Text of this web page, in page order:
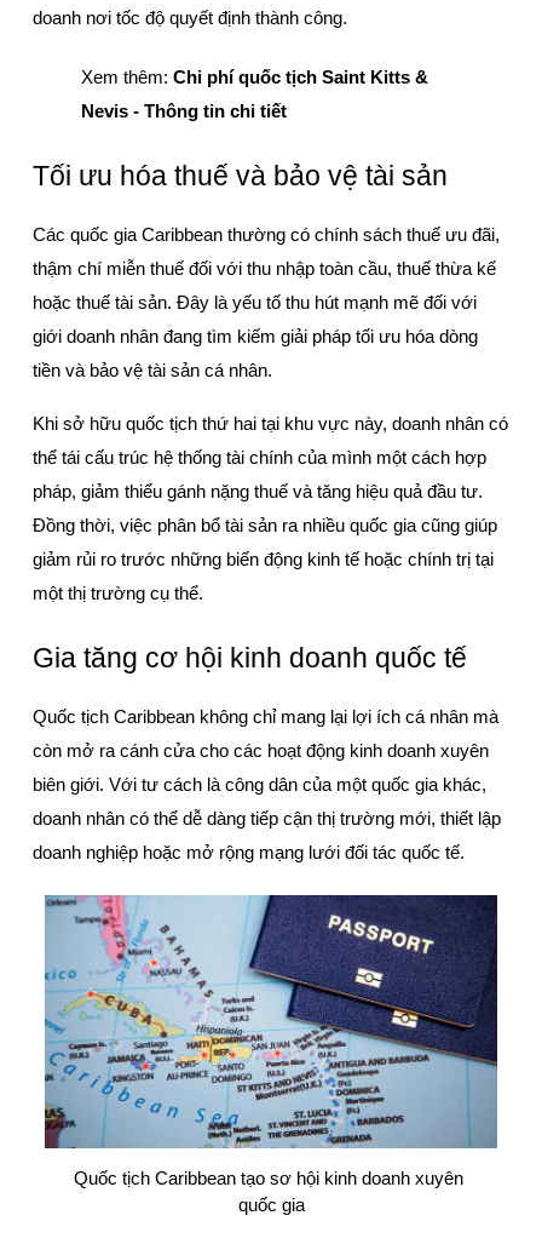
doanh nơi tốc độ quyết định thành công.
Xem thêm: Chi phí quốc tịch Saint Kitts &
Nevis - Thông tin chi tiết
Tối ưu hóa thuế và bảo vệ tài sản
Các quốc gia Caribbean thường có chính sách thuế ưu đãi,
thậm chí miễn thuế đối với thu nhập toàn cầu, thuế thừa kế
hoặc thuế tài sản. Đây là yếu tố thu hút mạnh mẽ đối với
giới doanh nhân đang tìm kiếm giải pháp tối ưu hóa dòng
tiền và bảo vệ tài sản cá nhân.
Khi sở hữu quốc tịch thứ hai tại khu vực này, doanh nhân có
thể tái cấu trúc hệ thống tài chính của mình một cách hợp
pháp, giảm thiểu gánh nặng thuế và tăng hiệu quả đầu tư.
Đồng thời, việc phân bổ tài sản ra nhiều quốc gia cũng giúp
giảm rủi ro trước những biến động kinh tế hoặc chính trị tại
một thị trường cụ thể.
Gia tăng cơ hội kinh doanh quốc tế
Quốc tịch Caribbean không chỉ mang lại lợi ích cá nhân mà
còn mở ra cánh cửa cho các hoạt động kinh doanh xuyên
biên giới. Với tư cách là công dân của một quốc gia khác,
doanh nhân có thể dễ dàng tiếp cận thị trường mới, thiết lập
doanh nghiệp hoặc mở rộng mạng lưới đối tác quốc tế.
Quốc tịch Caribbean tạo sơ hội kinh doanh xuyên
quốc gia